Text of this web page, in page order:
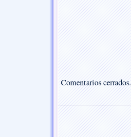
Comentarios cerrados.